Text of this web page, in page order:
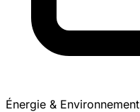
Énergie & Environnement